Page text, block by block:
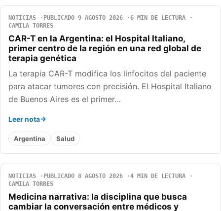
NOTICIAS PUBLICADO 9 AGOSTO 2026
6 MIN DE LECTURA
CAMILA TORRES
CAR-T en la Argentina: el Hospital Italiano,
primer centro de la región en una red global de
terapia genética
La terapia CAR-T modifica los linfocitos del paciente
para atacar tumores con precisión. El Hospital Italiano
de Buenos Aires es el primer…
Leer nota
Argentina Salud
NOTICIAS PUBLICADO 8 AGOSTO 2026
4 MIN DE LECTURA
CAMILA TORRES
Medicina narrativa: la disciplina que busca
cambiar la conversación entre médicos y